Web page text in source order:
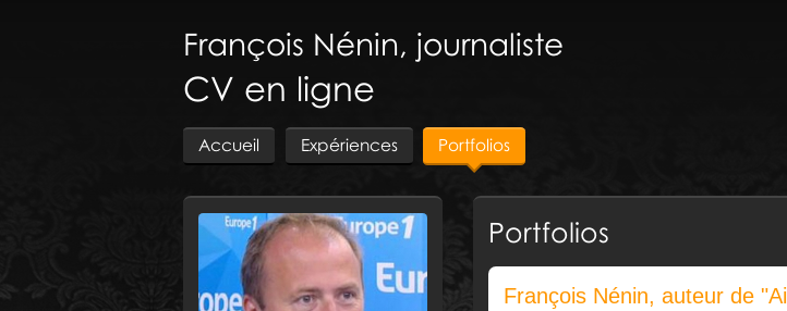
François Nénin, journaliste
CV en ligne
Accueil Expériences Portfolios
Portfolios
François Nénin, auteur de